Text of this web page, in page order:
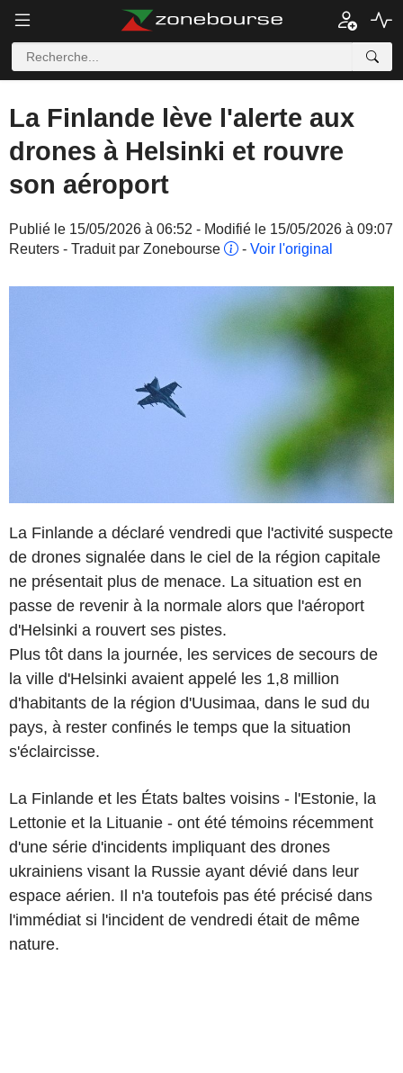
La Finlande lève l'alerte aux
drones à Helsinki et rouvre
son aéroport
Publié le 15/05/2026 à 06:52 - Modifié le 15/05/2026 à 09:07
Reuters - Traduit par Zonebourse
- Voir l'original
La Finlande a déclaré vendredi que l'activité suspecte
de drones signalée dans le ciel de la région capitale
ne présentait plus de menace. La situation est en
passe de revenir à la normale alors que l'aéroport
d'Helsinki a rouvert ses pistes.
Plus tôt dans la journée, les services de secours de
la ville d'Helsinki avaient appelé les 1,8 million
d'habitants de la région d'Uusimaa, dans le sud du
pays, à rester confinés le temps que la situation
s'éclaircisse.
La Finlande et les États baltes voisins - l'Estonie, la
Lettonie et la Lituanie - ont été témoins récemment
d'une série d'incidents impliquant des drones
ukrainiens visant la Russie ayant dévié dans leur
espace aérien. Il n'a toutefois pas été précisé dans
l'immédiat si l'incident de vendredi était de même
nature.